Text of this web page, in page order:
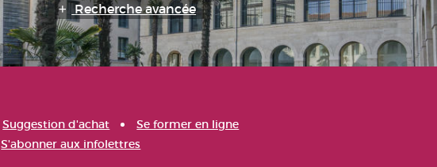
Recherche avancée
Suggestion d'achat
Se former en ligne
S'abonner aux infolettres